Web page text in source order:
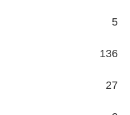
5
136
27